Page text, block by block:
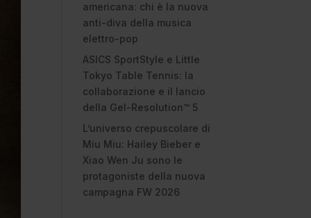
americana: chi è la nuova
anti-diva della musica
elettro-pop
ASICS SportStyle e Little
Tokyo Table Tennis: la
collaborazione e il lancio
della Gel-Resolution™ 5
L’universo crepuscolare di
Miu Miu: Hailey Bieber e
Xiao Wen Ju sono le
protagoniste della nuova
campagna FW 2026